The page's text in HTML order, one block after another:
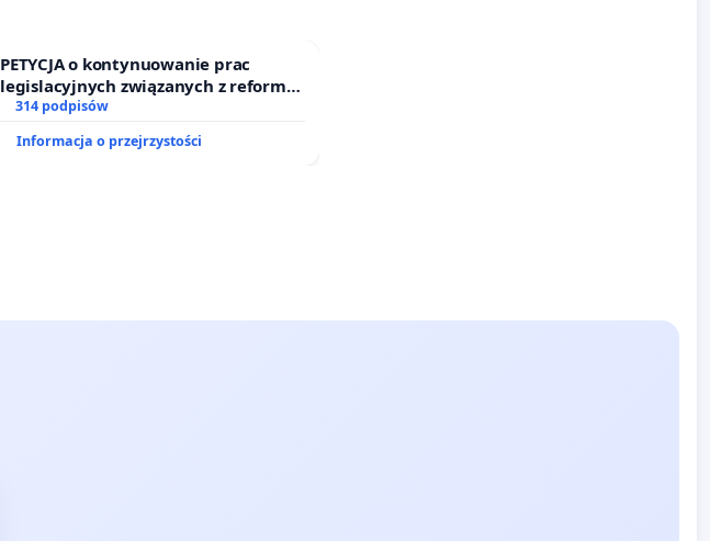
PETYCJA o kontynuowanie prac
legislacyjnych związanych z reformą
prawa rodzinnego
314 podpisów
Informacja o przejrzystości